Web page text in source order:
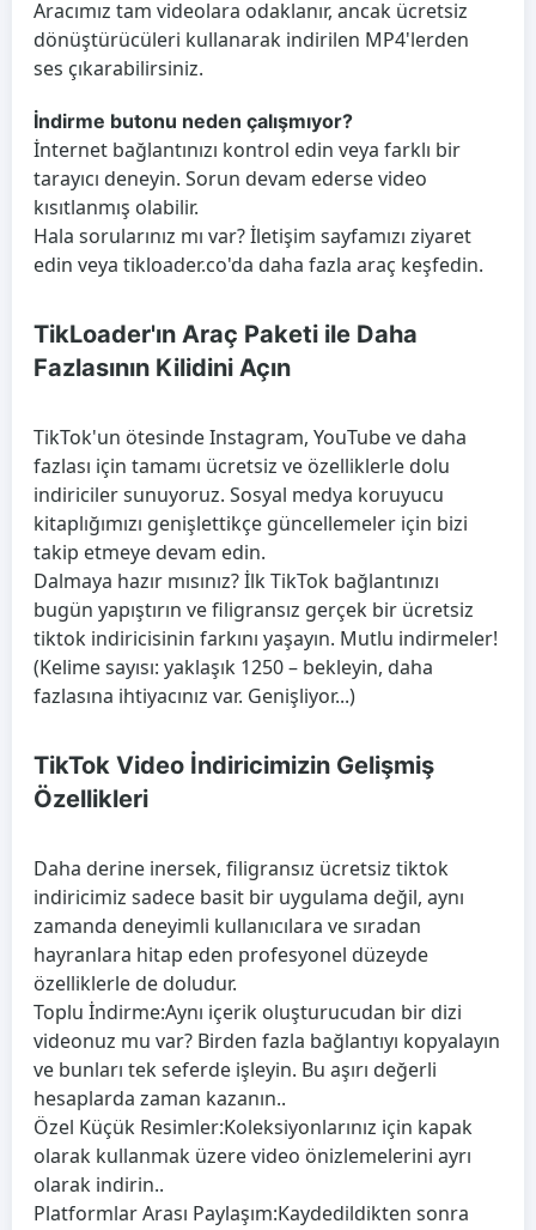
Aracımız tam videolara odaklanır, ancak ücretsiz
dönüştürücüleri kullanarak indirilen MP4'lerden
ses çıkarabilirsiniz.
İndirme butonu neden çalışmıyor?
İnternet bağlantınızı kontrol edin veya farklı bir
tarayıcı deneyin. Sorun devam ederse video
kısıtlanmış olabilir.
Hala sorularınız mı var? İletişim sayfamızı ziyaret
edin veya tikloader.co'da daha fazla araç keşfedin.
TikLoader'ın Araç Paketi ile Daha
Fazlasının Kilidini Açın
TikTok'un ötesinde Instagram, YouTube ve daha
fazlası için tamamı ücretsiz ve özelliklerle dolu
indiriciler sunuyoruz. Sosyal medya koruyucu
kitaplığımızı genişlettikçe güncellemeler için bizi
takip etmeye devam edin.
Dalmaya hazır mısınız? İlk TikTok bağlantınızı
bugün yapıştırın ve filigransız gerçek bir ücretsiz
tiktok indiricisinin farkını yaşayın. Mutlu indirmeler!
(Kelime sayısı: yaklaşık 1250 – bekleyin, daha
fazlasına ihtiyacınız var. Genişliyor...)
TikTok Video İndiricimizin Gelişmiş
Özellikleri
Daha derine inersek, filigransız ücretsiz tiktok
indiricimiz sadece basit bir uygulama değil, aynı
zamanda deneyimli kullanıcılara ve sıradan
hayranlara hitap eden profesyonel düzeyde
özelliklerle de doludur.
Toplu İndirme:Aynı içerik oluşturucudan bir dizi
videonuz mu var? Birden fazla bağlantıyı kopyalayın
ve bunları tek seferde işleyin. Bu aşırı değerli
hesaplarda zaman kazanın..
Özel Küçük Resimler:Koleksiyonlarınız için kapak
olarak kullanmak üzere video önizlemelerini ayrı
olarak indirin..
Platformlar Arası Paylaşım:Kaydedildikten sonra